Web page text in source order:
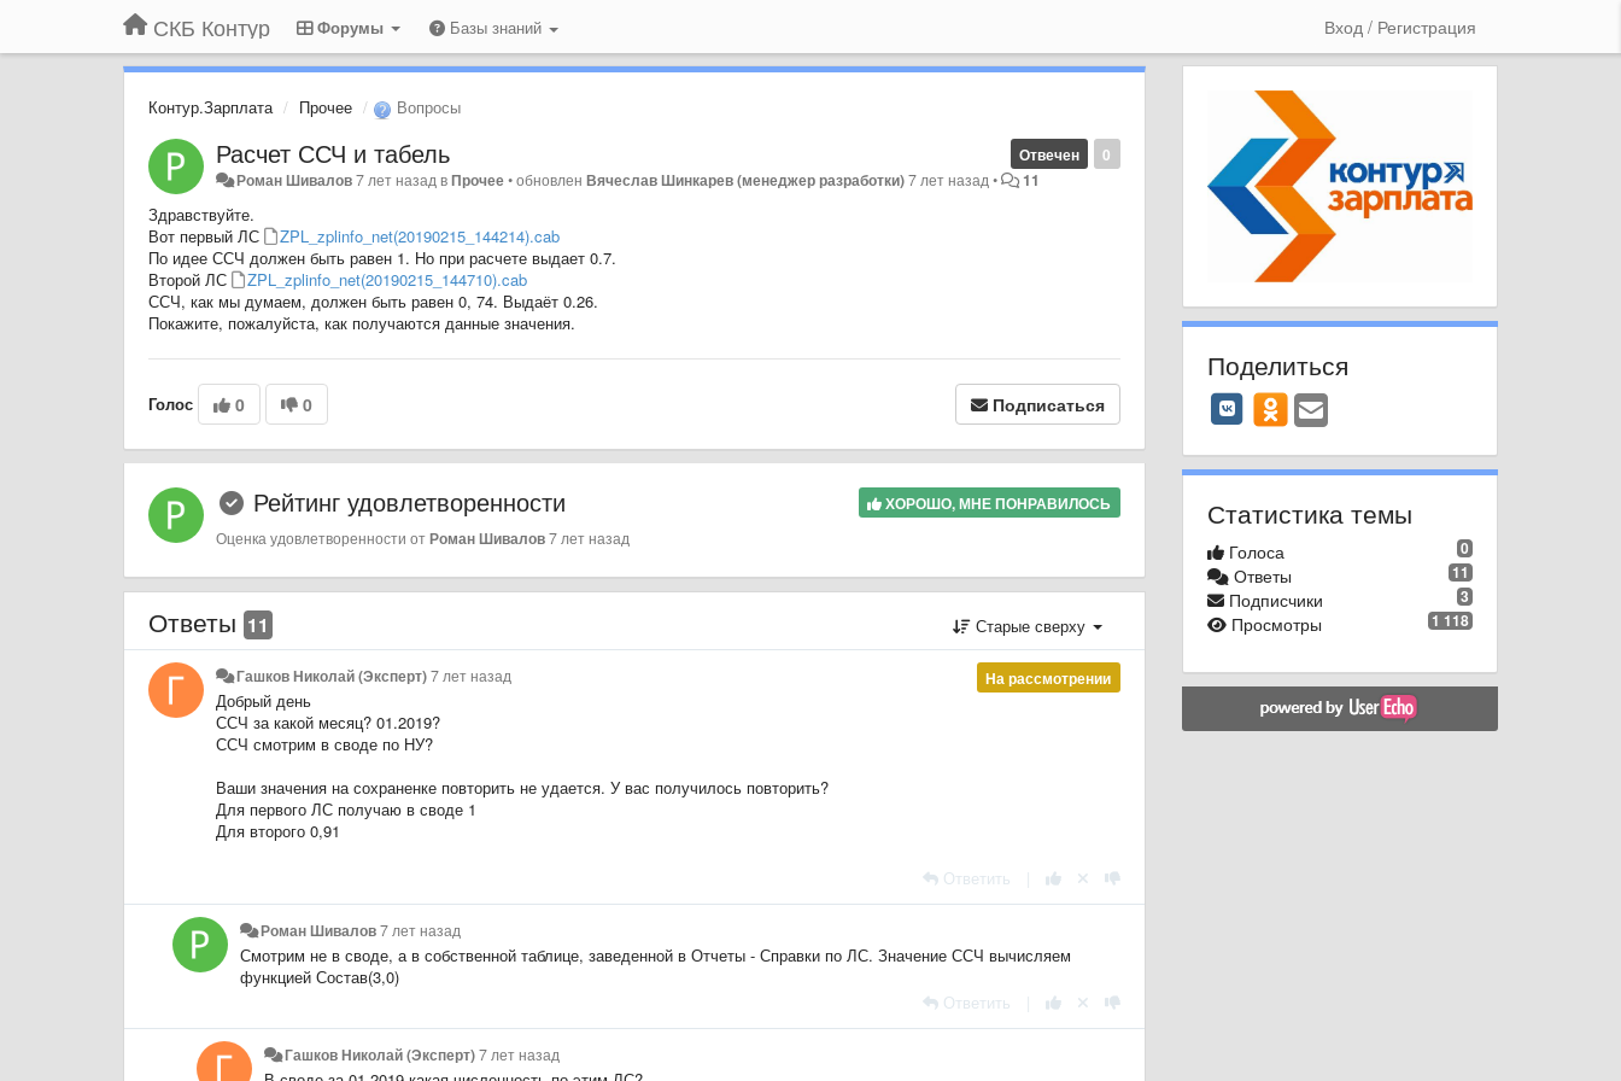
СКБ Контур Форумы Базы знаний Вход / Регистрация
Контур.Зарплата Прочее Вопросы
0
Отвечен
Расчет ССЧ и табель
Роман Шивалов7 лет назад вПрочее•обновленВячеслав Шинкарев (менеджер разработки)7 лет назад • 11
Здравствуйте.
Вот первый ЛС
ZPL_zplinfo_net(20190215_144214).cab
По идее ССЧ должен быть равен 1. Но при расчете выдает 0.7.
Второй ЛС
ZPL_zplinfo_net(20190215_144710).cab
ССЧ, как мы думаем, должен быть равен 0, 74. Выдаёт 0.26.
Покажите, пожалуйста, как получаются данные значения.
Голос 0 0 Подписаться
ХОРОШО, МНЕ ПОНРАВИЛОСЬ
Рейтинг удовлетворенности
Оценка удовлетворенности отРоман Шивалов7 лет назад
Ответы 11 Старые сверху
На рассмотрении
Гашков Николай (Эксперт)7 лет назад
Добрый день
ССЧ за какой месяц? 01.2019?
ССЧ смотрим в своде по НУ?
Ваши значения на сохраненке повторить не удается. У вас получилось повторить?
Для первого ЛС получаю в своде 1
Для второго 0,91
Ответить
Роман Шивалов7 лет назад
Смотрим не в своде, а в собственной таблице, заведенной в Отчеты - Справки по ЛС. Значение ССЧ вычисляем
функцией Состав(3,0)
Ответить
Гашков Николай (Эксперт)7 лет назад
Поделиться
Статистика темы
0
Голоса
11
Ответы
3
Подписчики
1 118
Просмотры